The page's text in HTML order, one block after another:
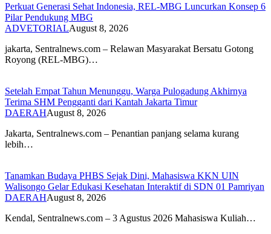
Perkuat Generasi Sehat Indonesia, REL-MBG Luncurkan Konsep 6
Pilar Pendukung MBG
ADVETORIALAugust 8, 2026
‎jakarta, Sentralnews.com – Relawan Masyarakat Bersatu Gotong
Royong (REL-MBG)…
Setelah Empat Tahun Menunggu, Warga Pulogadung Akhirnya
Terima SHM Pengganti dari Kantah Jakarta Timur
DAERAHAugust 8, 2026
Jakarta, Sentralnews.com – Penantian panjang selama kurang
lebih…
Tanamkan Budaya PHBS Sejak Dini, Mahasiswa KKN UIN
Walisongo Gelar Edukasi Kesehatan Interaktif di SDN 01 Pamriyan
DAERAHAugust 8, 2026
​Kendal, Sentralnews.com – 3 Agustus 2026 Mahasiswa Kuliah…